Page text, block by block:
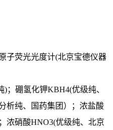
荧光光度计(北京宝德仪器
；硼氢化钾KBH4(优级纯、
析纯、国药集团）；浓盐酸
浓硝酸HNO3(优级纯、北京